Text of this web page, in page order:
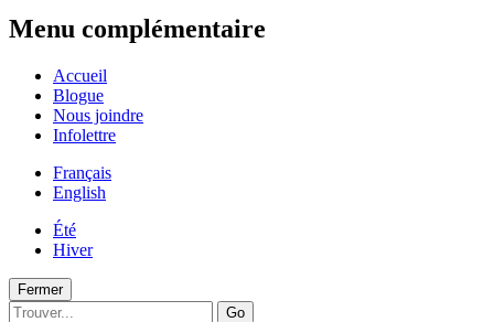
Menu complémentaire
Accueil
Blogue
Nous joindre
Infolettre
Français
English
Été
Hiver
Fermer
Go